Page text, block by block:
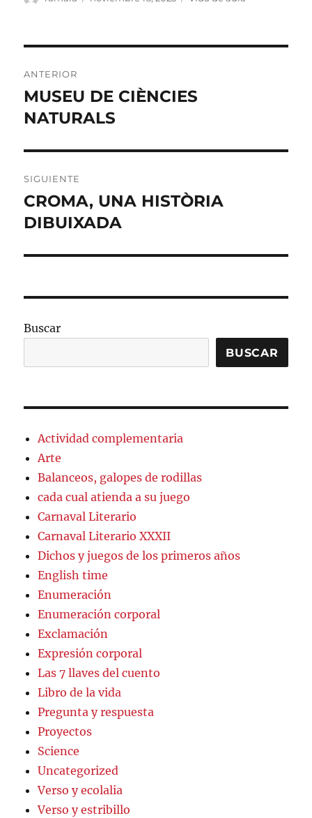
de
entradas
ANTERIOR
Entrada
anterior:
MUSEU DE CIÈNCIES
NATURALS
SIGUIENTE
Entrada
siguiente:
CROMA, UNA HISTÒRIA
DIBUIXADA
Buscar
BUSCAR
Actividad complementaria
Arte
Balanceos, galopes de rodillas
cada cual atienda a su juego
Carnaval Literario
Carnaval Literario XXXII
Dichos y juegos de los primeros años
English time
Enumeración
Enumeración corporal
Exclamación
Expresión corporal
Las 7 llaves del cuento
Libro de la vida
Pregunta y respuesta
Proyectos
Science
Uncategorized
Verso y ecolalia
Verso y estribillo